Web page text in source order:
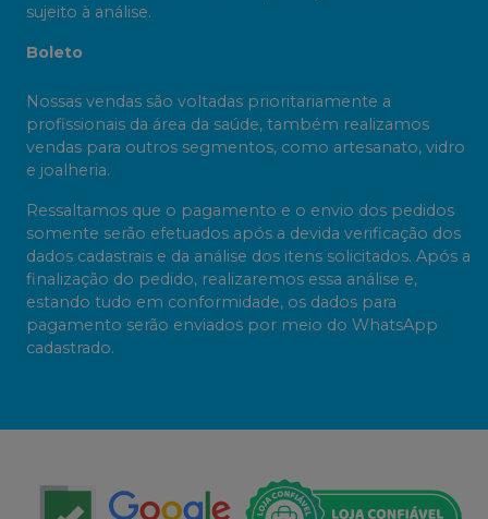
sujeito à análise.
Boleto
Nossas vendas são voltadas prioritariamente a
profissionais da área da saúde, também realizamos
vendas para outros segmentos, como artesanato, vidro
e joalheria.
Ressaltamos que o pagamento e o envio dos pedidos
somente serão efetuados após a devida verificação dos
dados cadastrais e da análise dos itens solicitados. Após a
finalização do pedido, realizaremos essa análise e,
estando tudo em conformidade, os dados para
pagamento serão enviados por meio do WhatsApp
cadastrado.